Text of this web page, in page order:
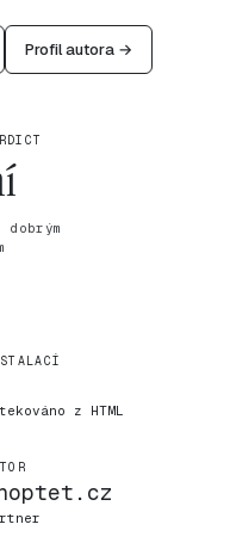
Profil autora →
z HTML